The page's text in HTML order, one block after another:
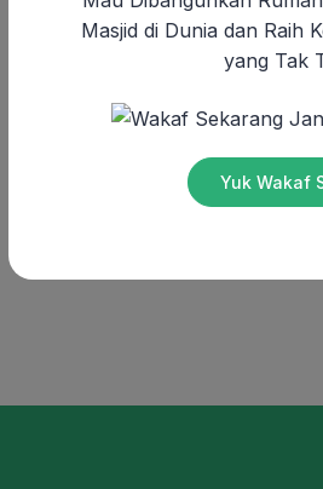
Masjid di Dunia dan Raih
yang Tak
Yuk Wakaf